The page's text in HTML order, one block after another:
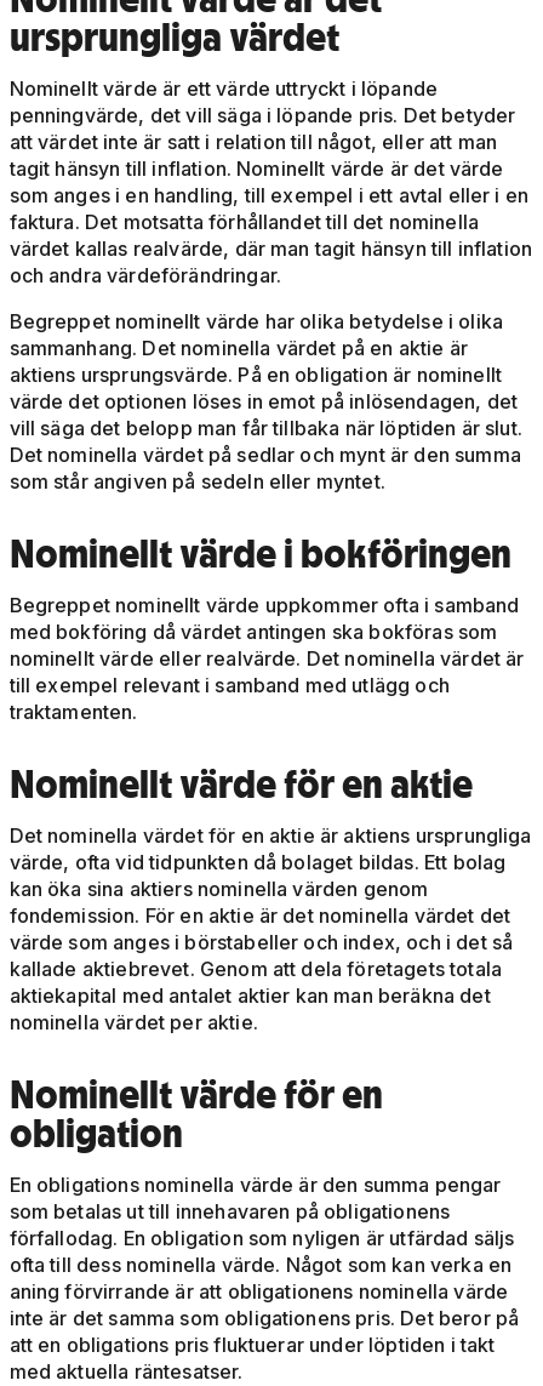
ursprungliga värdet
Nominellt värde är ett värde uttryckt i löpande
penningvärde, det vill säga i löpande pris. Det betyder
att värdet inte är satt i relation till något, eller att man
tagit hänsyn till inflation. Nominellt värde är det värde
som anges i en handling, till exempel i ett avtal eller i en
faktura. Det motsatta förhållandet till det nominella
värdet kallas realvärde, där man tagit hänsyn till inflation
och andra värdeförändringar.
Begreppet nominellt värde har olika betydelse i olika
sammanhang. Det nominella värdet på en aktie är
aktiens ursprungsvärde. På en obligation är nominellt
värde det optionen löses in emot på inlösendagen, det
vill säga det belopp man får tillbaka när löptiden är slut.
Det nominella värdet på sedlar och mynt är den summa
som står angiven på sedeln eller myntet.
Nominellt värde i bokföringen
Begreppet nominellt värde uppkommer ofta i samband
med bokföring då värdet antingen ska bokföras som
nominellt värde eller realvärde. Det nominella värdet är
till exempel relevant i samband med utlägg och
traktamenten.
Nominellt värde för en aktie
Det nominella värdet för en aktie är aktiens ursprungliga
värde, ofta vid tidpunkten då bolaget bildas. Ett bolag
kan öka sina aktiers nominella värden genom
fondemission. För en aktie är det nominella värdet det
värde som anges i börstabeller och index, och i det så
kallade aktiebrevet. Genom att dela företagets totala
aktiekapital med antalet aktier kan man beräkna det
nominella värdet per aktie.
Nominellt värde för en
obligation
En obligations nominella värde är den summa pengar
som betalas ut till innehavaren på obligationens
förfallodag. En obligation som nyligen är utfärdad säljs
ofta till dess nominella värde. Något som kan verka en
aning förvirrande är att obligationens nominella värde
inte är det samma som obligationens pris. Det beror på
att en obligations pris fluktuerar under löptiden i takt
med aktuella räntesatser.